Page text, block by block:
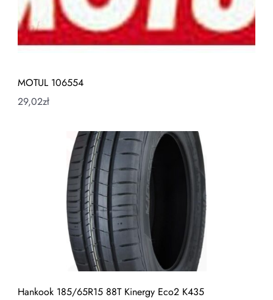
MOTUL 106554
29,02zł
Hankook 185/65R15 88T Kinergy Eco2 K435